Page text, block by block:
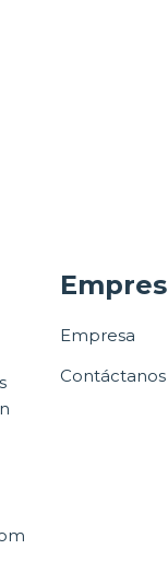
Empresa
Contáctanos